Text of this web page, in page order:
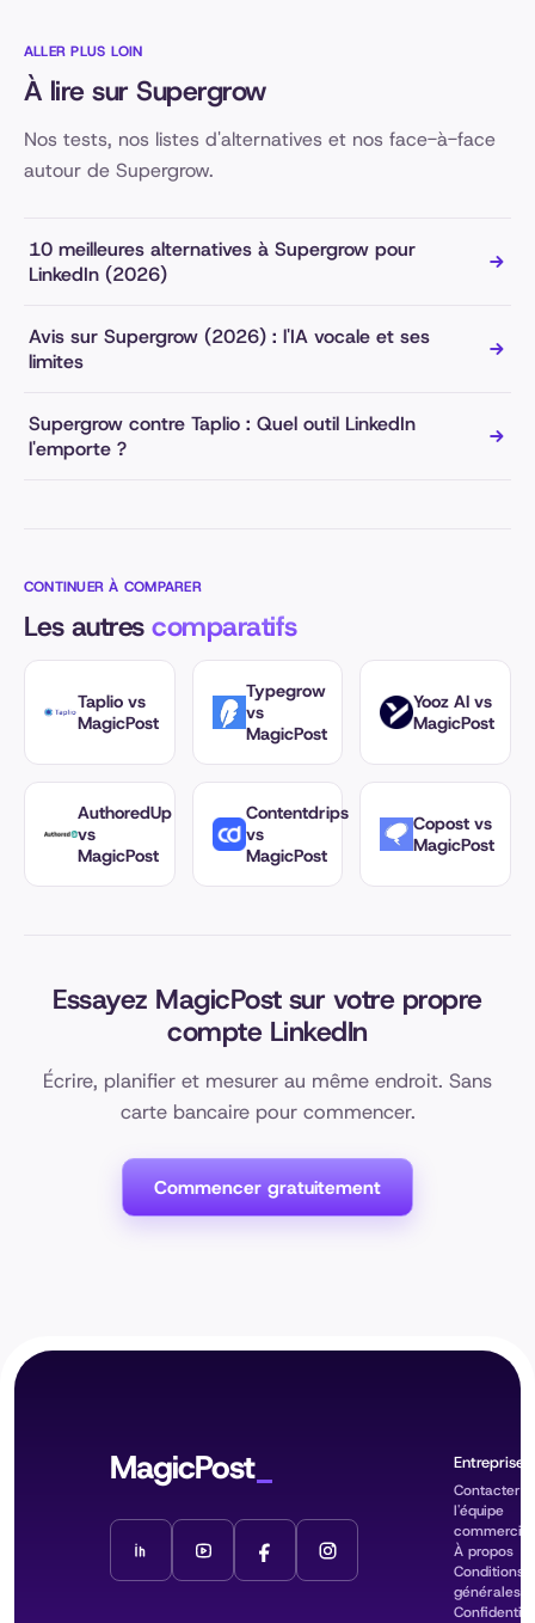
ALLER PLUS LOIN
À lire sur Supergrow
Nos tests, nos listes d'alternatives et nos face-à-face
autour de Supergrow.
10 meilleures alternatives à Supergrow pour
LinkedIn (2026)
Avis sur Supergrow (2026) : l'IA vocale et ses
limites
Supergrow contre Taplio : Quel outil LinkedIn
l'emporte ?
CONTINUER À COMPARER
Les autrescomparatifs
Taplio vs
MagicPost
Typegrow
vs
MagicPost
Yooz AI vs
MagicPost
AuthoredUp
vs
MagicPost
Contentdrips
vs
MagicPost
Copost vs
MagicPost
Essayez MagicPost sur votre propre
compte LinkedIn
Écrire, planifier et mesurer au même endroit. Sans
carte bancaire pour commencer.
Commencer gratuitement
MagicPost Entreprise
Contacter
l'équipe
À propos
Conditions
générales